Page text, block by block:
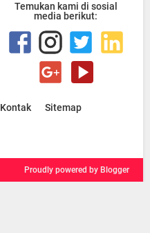
Temukan kami di sosial
media berikut:
Kontak Sitemap
Proudly powered by Blogger